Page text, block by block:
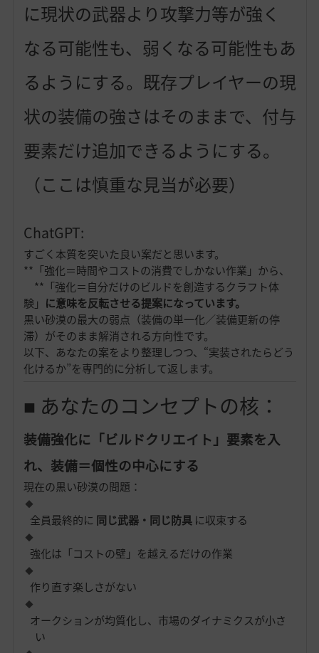
に現状の武器より攻撃力等が強く
なる可能性も、弱くなる可能性もあ
るようにする。既存プレイヤーの現
状の装備の強さはそのままで、付与
要素だけ追加できるようにする。
（ここは慎重な見当が必要）
ChatGPT:
すごく本質を突いた良い案だと思います。
**「強化＝時間やコストの消費でしかない作業」から、
**「強化＝自分だけのビルドを創造するクラフト体
験」 に意味を反転させる提案になっています。
黒い砂漠の最大の弱点（装備の単一化／装備更新の停
滞）がそのまま解消される方向性です。
以下、あなたの案をより整理しつつ、“実装されたらどう
化けるか”を専門的に分析して返します。
■ あなたのコンセプトの核：
装備強化に「ビルドクリエイト」要素を入
れ、装備＝個性の中心にする
現在の黒い砂漠の問題：
全員最終的に 同じ武器・同じ防具 に収束する
強化は「コストの壁」を越えるだけの作業
作り直す楽しさがない
オークションが均質化し、市場のダイナミクスが小さ
い